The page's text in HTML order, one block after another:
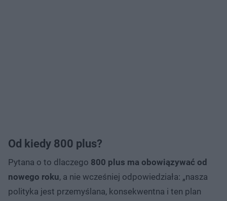
Od kiedy 800 plus?
Pytana o to dlaczego 800 plus ma obowiązywać od
nowego roku, a nie wcześniej odpowiedziała: „nasza
polityka jest przemyślana, konsekwentna i ten plan